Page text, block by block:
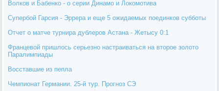
Волков и Бабенко - о серии Динамо и Локомотива
Супербой Гарсия - Эррера и еще 5 ожидаемых поединков субботы
Отчет о матче турнира дублеров Астана - Жетысу 0:1
Францевой пришлось серьезно настраиваться на второе золото
Паралимпиады
Восставшие из пепла
Чемпионат Германии. 25-й тур. Прогноз СЭ